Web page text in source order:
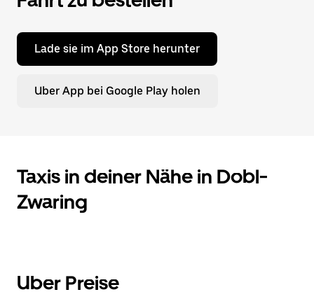
Lade sie im App Store herunter
Uber App bei Google Play holen
Taxis in deiner Nähe in Dobl-
Zwaring
Uber Preise